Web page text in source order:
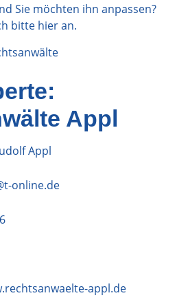
Sie möchten ihn anpassen?
bitte hieran.
Appl
Appl
online.de
appl.de